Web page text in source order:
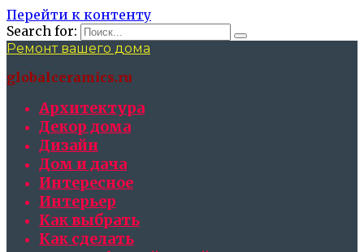
Перейти к контенту
Search for:
Ремонт вашего дома
globalceramics.ru
Архитектура
Декор дома
Дизайн
Дом и дача
Интересное
Интерьер
Как выбрать
Как сделать